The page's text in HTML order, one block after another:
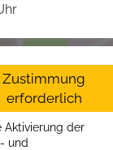
Bad Schussenried
Zustimmung
erforderlich
Aktivierung der
und